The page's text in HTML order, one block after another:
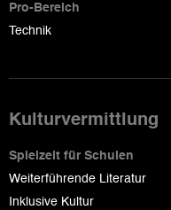
Pro-Bereich
Technik
Kulturvermittlung
Spielzeit für Schulen
Weiterführende Literatur
Inklusive Kultur